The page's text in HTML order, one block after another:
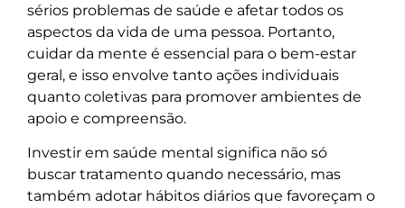
sérios problemas de saúde e afetar todos os
aspectos da vida de uma pessoa. Portanto,
cuidar da mente é essencial para o bem-estar
geral, e isso envolve tanto ações individuais
quanto coletivas para promover ambientes de
apoio e compreensão.
Investir em saúde mental significa não só
buscar tratamento quando necessário, mas
também adotar hábitos diários que favoreçam o